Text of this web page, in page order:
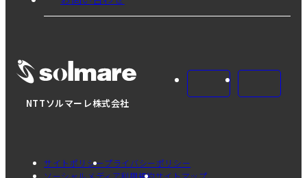
NTTソルマーレ株式会社
サイトポリシープライバシーポリシー
ソーシャルメディア利用規約サイトマップ